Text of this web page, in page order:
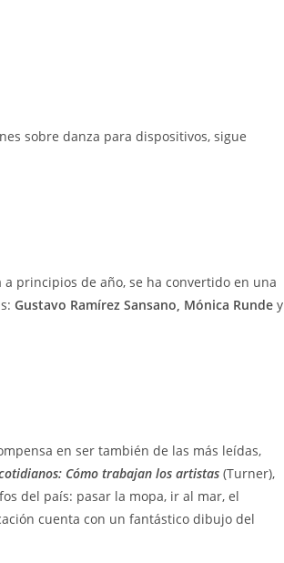
sobre danza para dispositivos, sigue
principios de año, se ha convertido en una
Gustavo Ramírez Sansano, Mónica Runde y
en ser también de las más leídas,
Cómo trabajan los artistas (Turner),
del país: pasar la mopa, ir al mar, el
cuenta con un fantástico dibujo del